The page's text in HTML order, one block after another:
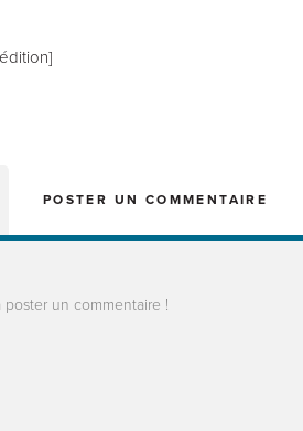
POSTER UN COMMENTAIRE
un commentaire !